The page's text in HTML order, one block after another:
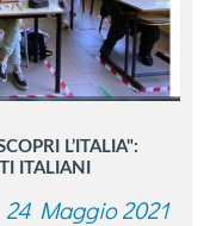
L’ITALIA":
ITALIANI
24 Maggio 2021